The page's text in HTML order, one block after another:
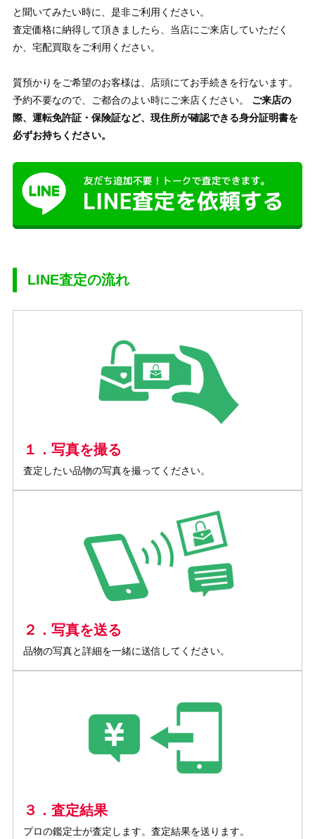
と聞いてみたい時に、是非ご利用ください。
査定価格に納得して頂きましたら、当店にご来店していただく
か、宅配買取をご利用ください。
質預かりをご希望のお客様は、店頭にてお手続きを行ないます。
予約不要なので、ご都合のよい時にご来店ください。 ご来店の
際、運転免許証・保険証など、現住所が確認できる身分証明書を
必ずお持ちください。
LINE査定の流れ
１．写真を撮る
査定したい品物の写真を撮ってください。
２．写真を送る
品物の写真と詳細を一緒に送信してください。
３．査定結果
プロの鑑定士が査定します。査定結果を送ります。